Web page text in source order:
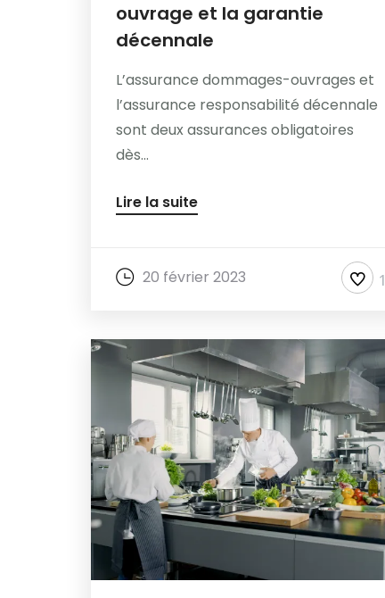
ouvrage et la garantie
décennale
L’assurance dommages-ouvrages et
l’assurance responsabilité décennale
sont deux assurances obligatoires
dès...
Lire la suite
20 février 2023 1